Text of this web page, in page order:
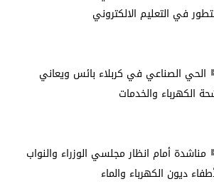
في التعليم الالكتروني
الحي الصناعي في كربلاء بائس ويعاني
الكهرباء والخدمات
مناشدة أمام انظار مجلسي الوزراء والنواب
ديون الكهرباء والماء